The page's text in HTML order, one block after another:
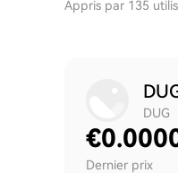
Appris par 135
DUG
€
Dernier prix